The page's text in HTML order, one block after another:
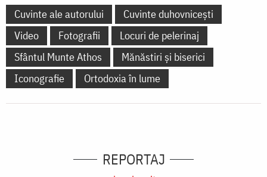
Cuvinte ale autorului
Cuvinte duhovnicești
Video
Fotografii
Locuri de pelerinaj
Sfântul Munte Athos
Mănăstiri și biserici
Iconografie
Ortodoxia în lume
REPORTAJ